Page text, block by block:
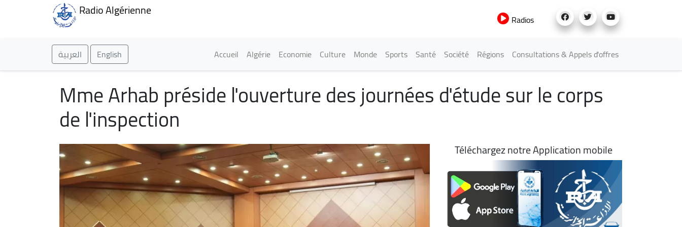
Radio Algérienne
Radios
العربية English Main navigation
Accueil Algérie Economie Culture Monde Sports Santé Société Régions Consultations & Appels d'offres
Mme Arhab préside l'ouverture des journées d'étude sur le corps
de l'inspection
Téléchargez notre Application mobile